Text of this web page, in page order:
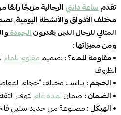
تقدمساعة دانتيالرجالية مزيجًا رائعًا
مختلف الأذواق والأنشطة اليومية,
المثالي للرجال الذين يقدرونالجودة
ومن مميزاتها :
• مقاومة للماء؟ :تصميممقاوم للماء
الظروف
• الحجم : يناسب مختلف أحجام
• الضمان : ضمانلمدة عاملتوفير
• الهيكل :مصنوعة من حديد ستيل